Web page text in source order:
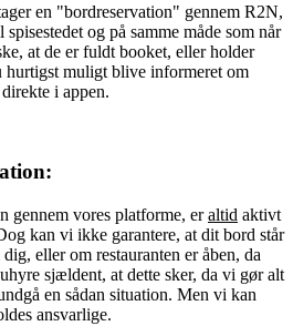
en "bordreservation" gennem R2N,
og på samme måde som når
at de er fuldt booket, eller holder
muligt blive informeret om
i appen.
gennem vores platforme, eraltid aktivt
kan vi ikke garantere, at dit bord står
eller om restauranten er åben, da
sjældent, at dette sker, da vi gør alt
en sådan situation. Men vi kan
ansvarlige.